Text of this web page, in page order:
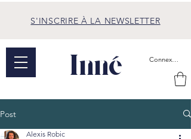
Inné Connexion
S'INSCRIRE À LA NEWSLETTER
Post
Alexis Robic